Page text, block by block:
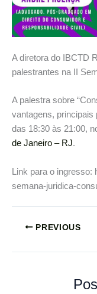
A diretora do IBCTD
palestrantes na II
A palestra sobre
vantagens, principais
das 18:30 às 21:00,
de Janeiro – RJ.
Link para o
semana-juridica-
PREVIOUS